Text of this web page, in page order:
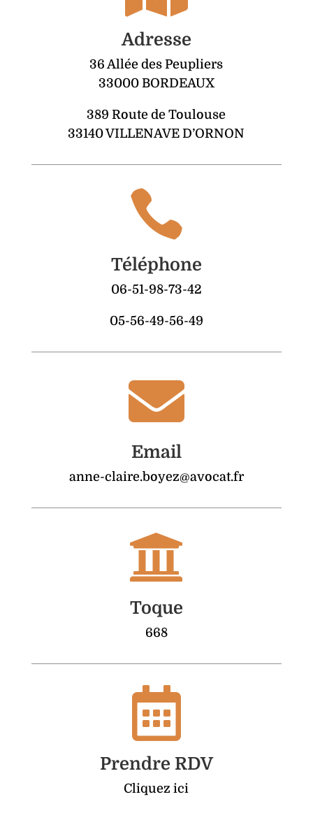
Adresse
36 Allée des Peupliers
33000 BORDEAUX
389 Route de Toulouse
33140 VILLENAVE D’ORNON

Téléphone
06-51-98-73-42
05-56-49-56-49

Email
anne-claire.boyez@avocat.fr

Toque
668

Prendre RDV
Cliquez ici